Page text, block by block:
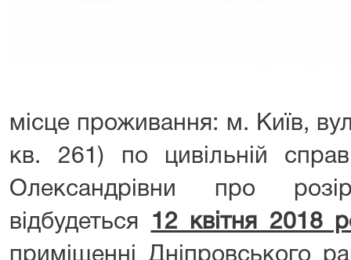
місце проживання: м. Київ,
кв. 261) по цивільній
Олександрівни про
відбудеться 12 квітня 2018
приміщенні Дніпровського